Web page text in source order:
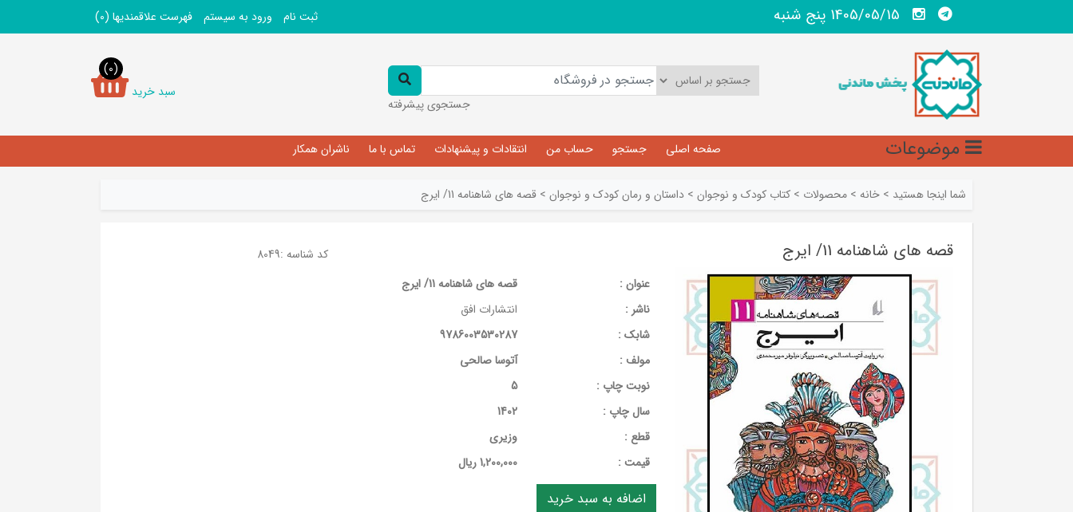
1405/05/15 پنج شنبه ثبت نام ورود به سیستم فهرست علاقمندیها (0)
جستجوی پیشرفته
سبد خرید
(0)
موضوعات صفحه اصلی جستجو حساب من انتقادات و پیشنهادات تماس با ما ناشران همکار
شما اینجا هستید > خانه > محصولات > کتاب کودک و نوجوان > داستان و رمان کودک و نوجوان > قصه های شاهنامه 11/ ایرج
قصه های شاهنامه 11/ ایرج کد شناسه :8049
عنوان :
قصه های شاهنامه 11/ ایرج
ناشر :
انتشارات افق
شابک :
9786003530287
مولف :
آتوسا صالحی
نوبت چاپ :
5
سال چاپ :
1402
قطع :
وزیری
قيمت :
1,200,000 ریال